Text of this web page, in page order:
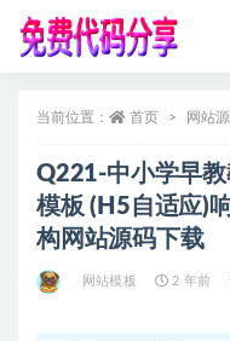
当前位置： 首页 网站
Q221-中小学早
模板 (H5自适应)
构网站源码下载
网站模板 2 年前